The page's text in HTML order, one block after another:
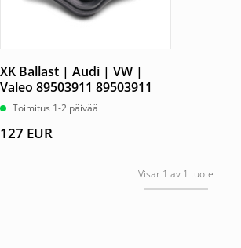
XK Ballast | Audi | VW |
Valeo 89503911 89503911
Toimitus 1-2 päivää
127 EUR
Visar 1 av 1 tuote